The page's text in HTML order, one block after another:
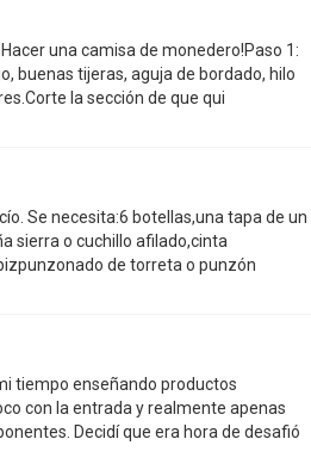
una camisa de monedero!Paso 1:
buenas tijeras, aguja de bordado, hilo
la sección de que qui
Se necesita:6 botellas,una tapa de un
sierra o cuchillo afilado,cinta
de torreta o punzón
tiempo enseñando productos
con la entrada y realmente apenas
Decidí que era hora de desafió